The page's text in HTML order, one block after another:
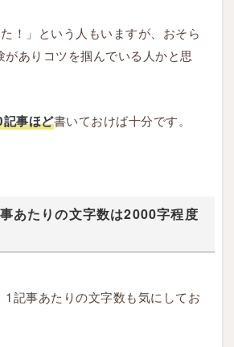
！」という人もいますが、おそら
がありコツを掴んでいる人かと思
事ほど書いておけば十分です。
あたりの文字数は2000字程度
1記事あたりの文字数も気にしてお